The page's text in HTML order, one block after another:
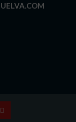
TÉRMINOS